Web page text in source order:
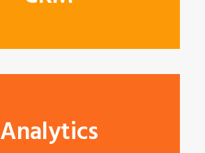
Analytics